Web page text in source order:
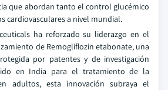
que abordan tanto el control glucémico
cardiovasculares a nivel mundial.
ha reforzado su liderazgo en el
de Remogliflozin etabonate, una
por patentes y de investigación
en India para el tratamiento de la
adultos, esta innovación subraya el